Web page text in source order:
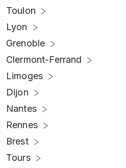
Toulon
Lyon
Grenoble
Clermont-Ferrand
Limoges
Dijon
Nantes
Rennes
Brest
Tours